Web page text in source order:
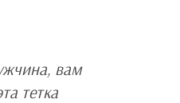
вам
тетка